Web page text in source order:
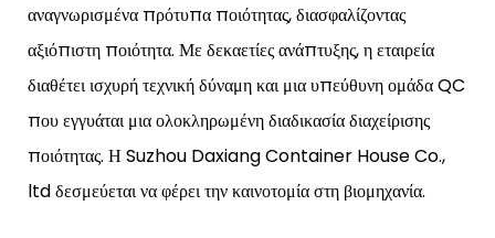
αναγνωρισμένα πρότυπα ποιότητας, διασφαλίζοντας
αξιόπιστη ποιότητα. Με δεκαετίες ανάπτυξης, η εταιρεία
διαθέτει ισχυρή τεχνική δύναμη και μια υπεύθυνη ομάδα QC
που εγγυάται μια ολοκληρωμένη διαδικασία διαχείρισης
ποιότητας. Η Suzhou Daxiang Container House Co.,
ltd δεσμεύεται να φέρει την καινοτομία στη βιομηχανία.